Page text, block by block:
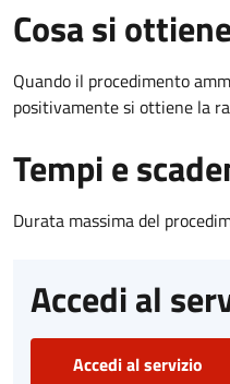
Cosa si
Quando il procedimento
positivamente si ottiene la
Tempi e
Durata massima del
Accedi al
Accedi al servizio